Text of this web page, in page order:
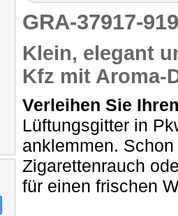
GRA-37917-
Klein, elegant
Kfz mit Aroma-
Verleihen Sie
Lüftungsgitter in
anklemmen.
Zigarettenrauch
für einen frischen